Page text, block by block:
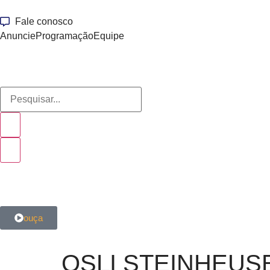
Fale conosco
AnuncieProgramaçãoEquipe
ouça
OSLI